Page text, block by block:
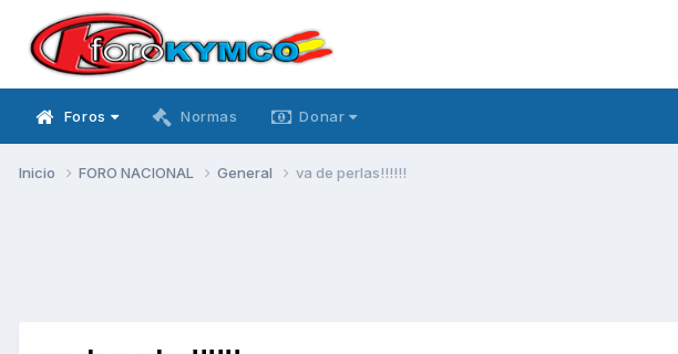
Foros Normas Donar
Inicio FORO NACIONAL General va de perlas!!!!!!